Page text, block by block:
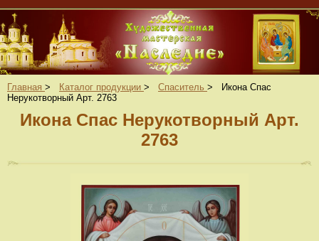
Главная > Каталог продукции > Спаситель >
Икона Спас
Нерукотворный Арт. 2763
Икона Спас Нерукотворный Арт.
2763